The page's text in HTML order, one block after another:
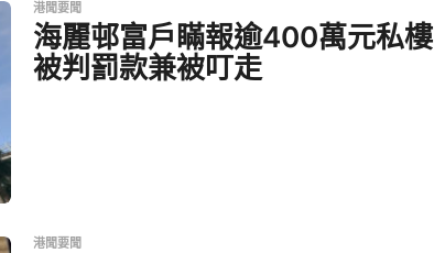
港聞要聞
海麗邨富戶瞞報逾400萬元私樓
被判罰款兼被叮走
港聞要聞